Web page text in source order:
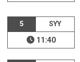
5 SYY
11:40